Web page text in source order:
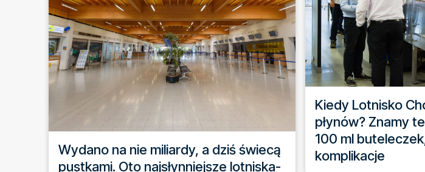
Wydano na nie miliardy, a dziś świecą
pustkami. Oto najsłynniejsze lotniska-
Kiedy Lotnisko
płynów? Znamy
100 ml
komplikacje